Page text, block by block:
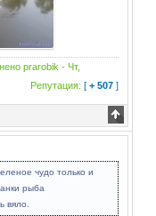
prarobik -Чт,
Репутация: [+ 507 ]
чудо только и
рыба
вяло.